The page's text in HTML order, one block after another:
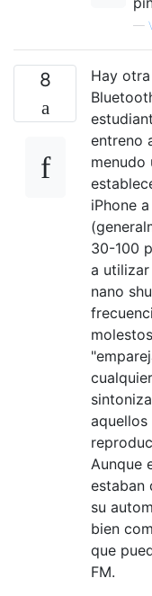
—
8
Hay
entreno
menudo
iPhone
30-100
a
nano
aquellos
Aunque
estaban
su
bien
que
FM.